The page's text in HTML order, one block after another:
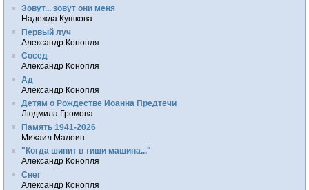
Зовут... зовут они меня
Надежда Кушкова
Первый луч
Александр Конопля
Сосед
Александр Конопля
Ад
Александр Конопля
Детям о Рождестве Иоанна Предтечи
Людмила Громова
Память 1941-2026
Михаил Малеин
"Когда шипит в тиши машина..."
Александр Конопля
Снег
Александр Конопля